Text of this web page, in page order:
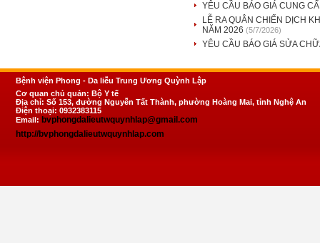
YÊU CẦU BÁO GIÁ CUNG
LỄ RA QUÂN CHIẾN DỊCH
NĂM 2026 (5/7/2026)
YÊU CẦU BÁO GIÁ SỬA
Bệnh viện Phong - Da liễu Trung Ương Quỳnh Lập
Cơ quan chủ quản: Bộ Y tế
Địa chỉ: Số 153, đường Nguyễn Tất Thành, phường Hoàng Mai, tỉnh Nghệ An
Điện thoại: 0932383115
Email: bvphongdalieutwquynhlap@gmail.com
http://bvphongdalieutwquynhlap.com